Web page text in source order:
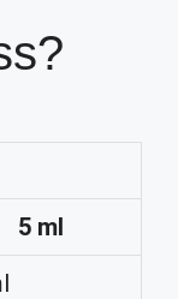
5 ml